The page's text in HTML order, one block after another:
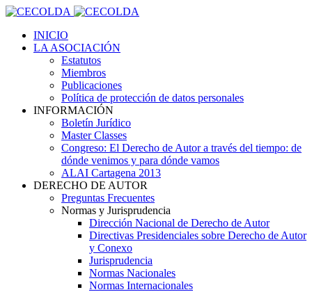
INICIO
LA ASOCIACIÓN
Estatutos
Miembros
Publicaciones
Política de protección de datos personales
INFORMACIÓN
Boletín Jurídico
Master Classes
Congreso: El Derecho de Autor a través del tiempo: de
dónde venimos y para dónde vamos
ALAI Cartagena 2013
DERECHO DE AUTOR
Preguntas Frecuentes
Normas y Jurisprudencia
Dirección Nacional de Derecho de Autor
Directivas Presidenciales sobre Derecho de Autor
y Conexo
Jurisprudencia
Normas Nacionales
Normas Internacionales